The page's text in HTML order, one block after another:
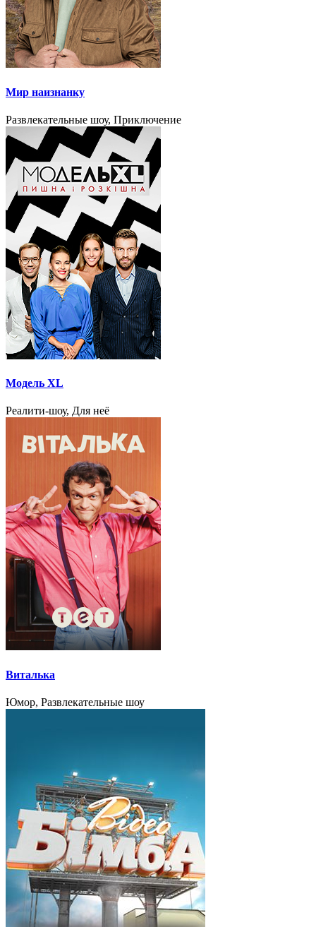
Мир наизнанку
Развлекательные шоу, Приключение
Модель XL
Реалити-шоу, Для неё
Виталька
Юмор, Развлекательные шоу